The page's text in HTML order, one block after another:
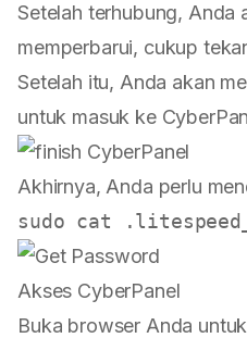
Setelah terhubung, Anda
memperbarui, cukup
Setelah itu, Anda akan
untuk masuk ke
Akhirnya, Anda perlu
Akses CyberPanel
Buka browser Anda